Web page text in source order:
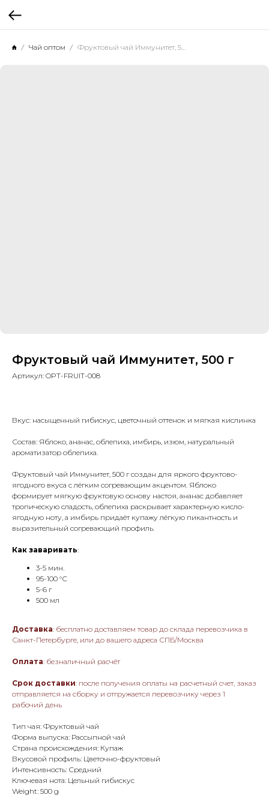
Чай оптом Фруктовый чай Иммунитет, 500 г
Фруктовый чай Иммунитет, 500 г
Артикул: OPT-FRUIT-008
Вкус: насыщенный гибискус, цветочный оттенок и мягкая кислинка
Состав: Яблоко, ананас, облепиха, имбирь, изюм, натуральный
ароматизатор облепиха.
Фруктовый чай Иммунитет, 500 г создан для яркого фруктово-
ягодного вкуса с лёгким согревающим акцентом. Яблоко
формирует мягкую фруктовую основу настоя, ананас добавляет
тропическую сладость, облепиха раскрывает характерную кисло-
ягодную ноту, а имбирь придаёт купажу лёгкую пикантность и
выразительный согревающий профиль.
Как заваривать:
3-5 мин.
95-100 °С
5-6 г
500 мл
Доставка: бесплатно доставляем товар до склада перевозчика в
Санкт-Петербурге, или до вашего адреса СПБ/Москва
Оплата: безналичный расчёт
Срок доставки: после получения оплаты на расчетный счет, заказ
отправляется на сборку и отгружается перевозчику через 1
рабочий день
Тип чая: Фруктовый чай
Форма выпуска: Рассыпной чай
Страна происхождения: Купаж
Вкусовой профиль: Цветочно-фруктовый
Интенсивность: Средний
Ключевая нота: Цельный гибискус
Weight: 500 g